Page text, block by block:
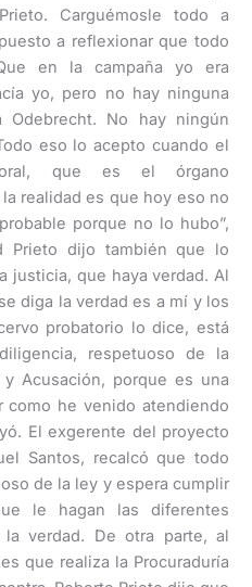
Carguémosle todo a
a reflexionar que todo
en la campaña yo era
yo, pero no hay ninguna
No hay ningún
eso lo acepto cuando el
que es el órgano
realidad es que hoy eso no
porque no lo hubo”,
Prieto dijo también que lo
justicia, que haya verdad. Al
diga la verdad es a mí y los
probatorio lo dice, está
respetuoso de la
Acusación, porque es una
como he venido atendiendo
El exgerente del proyecto
Santos, recalcó que todo
de la ley y espera cumplir
le hagan las diferentes
verdad. De otra parte, al
que realiza la Procuraduría